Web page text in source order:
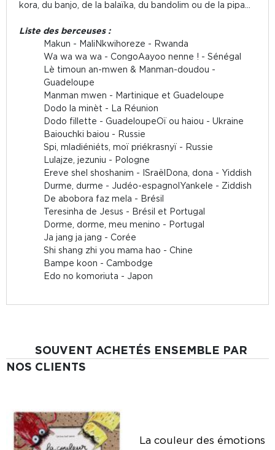
kora, du banjo, de la balaïka, du bandolim ou de la pipa...
Liste des berceuses :
Makun - Mali Nkwihoreze - Rwanda
Wa wa wa wa - CongoAayoo nenne ! - Sénégal
Lè timoun an-mwen & Manman-doudou -
Guadeloupe
Manman mwen - Martinique et Guadeloupe
Dodo la minèt - La Réunion
Dodo fillette - GuadeloupeOï ou haiou - Ukraine
Baiouchki baiou - Russie
Spi, mladiéniéts, moï priékrasnyï - Russie
Lulajze, jezuniu - Pologne
Ereve shel shoshanim - ISraël Dona, dona - Yiddish
Durme, durme - Judéo-espagnol Yankele - Ziddish
De abobora faz mela - Brésil
Teresinha de Jesus - Brésil et Portugal
Dorme, dorme, meu menino - Portugal
Ja jang ja jang - Corée
Shi shang zhi you mama hao - Chine
Bampe koon - Cambodge
Edo no komoriuta - Japon
SOUVENT ACHETÉS ENSEMBLE PAR
NOS CLIENTS
La couleur des émotions